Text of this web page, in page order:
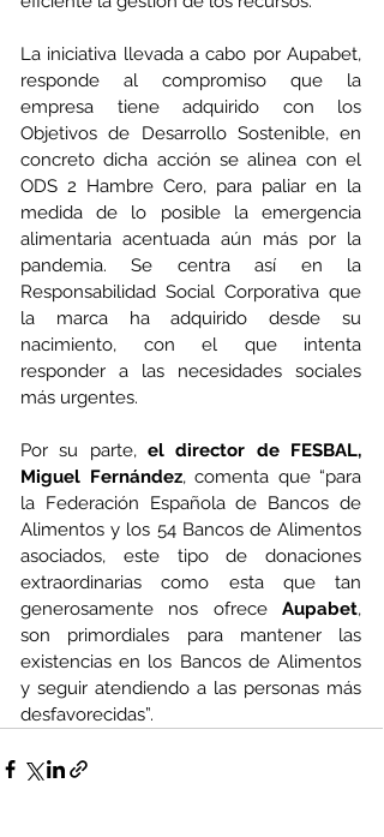
La iniciativa llevada a cabo por Aupabet,
responde al compromiso que la
empresa tiene adquirido con los
Objetivos de Desarrollo Sostenible, en
concreto dicha acción se alinea con el
ODS 2 Hambre Cero, para paliar en la
medida de lo posible la emergencia
alimentaria acentuada aún más por la
pandemia. Se centra así en la
Responsabilidad Social Corporativa que
la marca ha adquirido desde su
nacimiento, con el que intenta
responder a las necesidades sociales
más urgentes.
Por su parte, el director de FESBAL,
Miguel Fernández, comenta que “para
la Federación Española de Bancos de
Alimentos y los 54 Bancos de Alimentos
asociados, este tipo de donaciones
extraordinarias como esta que tan
generosamente nos ofrece Aupabet,
son primordiales para mantener las
existencias en los Bancos de Alimentos
y seguir atendiendo a las personas más
desfavorecidas”.